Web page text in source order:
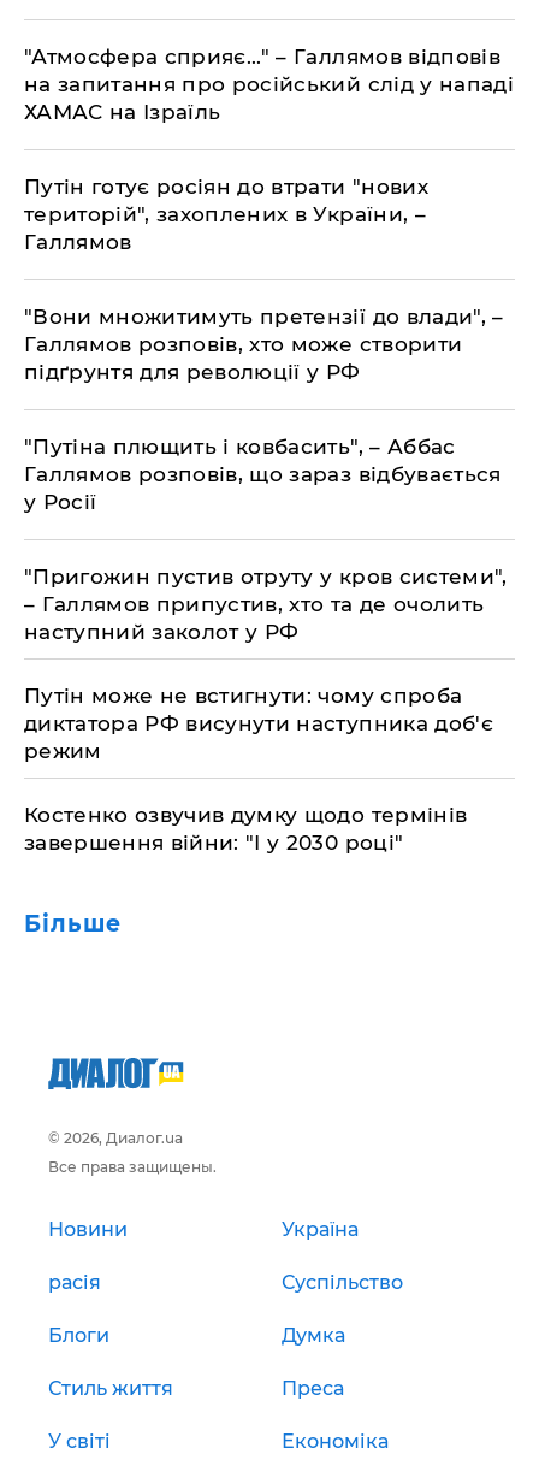
"Атмосфера сприяє..." – Галлямов відповів
на запитання про російський слід у нападі
ХАМАС на Ізраїль
Путін готує росіян до втрати "нових
територій", захоплених в України, –
Галлямов
"Вони множитимуть претензії до влади", –
Галлямов розповів, хто може створити
підґрунтя для революції у РФ
"Путіна плющить і ковбасить", – Аббас
Галлямов розповів, що зараз відбувається
у Росії
"Пригожин пустив отруту у кров системи",
– Галлямов припустив, хто та де очолить
наступний заколот у РФ
Путін може не встигнути: чому спроба
диктатора РФ висунути наступника доб'є
режим
Костенко озвучив думку щодо термінів
завершення війни: "І у 2030 році"
Більше
© 2026, Диалог.ua
Все права защищены.
Новини Україна
расія Суспільство
Блоги Думка
Стиль життя Преса
У світі Економіка